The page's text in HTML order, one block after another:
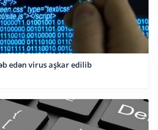
edən virus aşkar edilib